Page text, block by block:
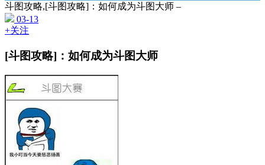
斗图攻略,[斗图攻略]：如何成为斗图大师 –
03-13
+关注
[斗图攻略]：如何成为斗图大师